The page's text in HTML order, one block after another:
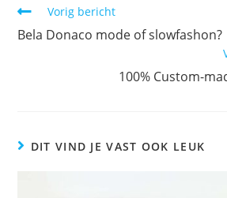
Vorig bericht
Bela Donaco mode of slowfashon?
100% Custom-
DIT VIND JE VAST OOK LEUK